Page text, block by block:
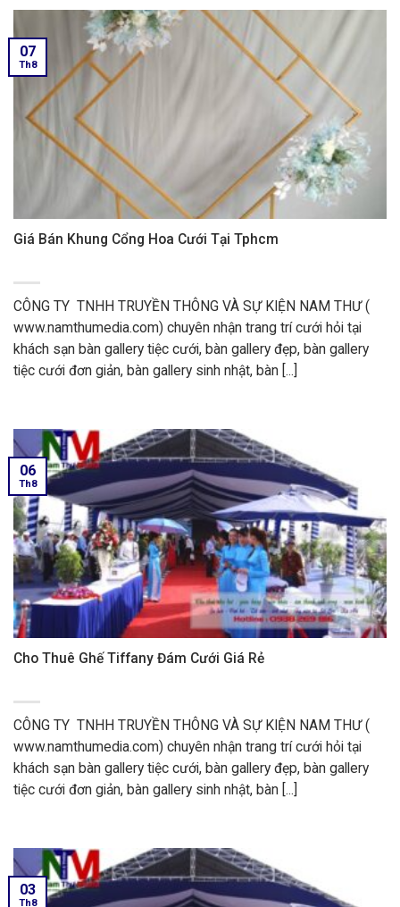
Giá Bán Khung Cổng Hoa Cưới Tại Tphcm
CÔNG TY TNHH TRUYỀN THÔNG VÀ SỰ KIỆN NAM THƯ (
www.namthumedia.com) chuyên nhận trang trí cưới hỏi tại
khách sạn bàn gallery tiệc cưới, bàn gallery đẹp, bàn gallery
tiệc cưới đơn giản, bàn gallery sinh nhật, bàn [...]
07
Th8
Cho Thuê Ghế Tiffany Đám Cưới Giá Rẻ
CÔNG TY TNHH TRUYỀN THÔNG VÀ SỰ KIỆN NAM THƯ (
www.namthumedia.com) chuyên nhận trang trí cưới hỏi tại
khách sạn bàn gallery tiệc cưới, bàn gallery đẹp, bàn gallery
tiệc cưới đơn giản, bàn gallery sinh nhật, bàn [...]
06
Th8
03
Th8